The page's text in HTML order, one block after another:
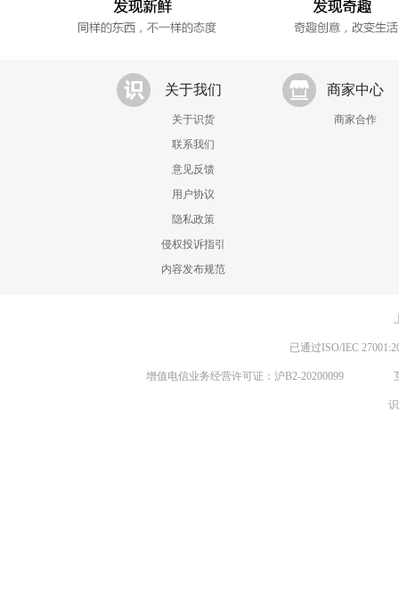
关于我们
关于识货
联系我们
意见反馈
用户协议
隐私政策
侵权投诉指引
内容发布规范
商家中心
商家合作
已通过ISO/IEC
增值电信业务经营许可证：沪B2-20200099